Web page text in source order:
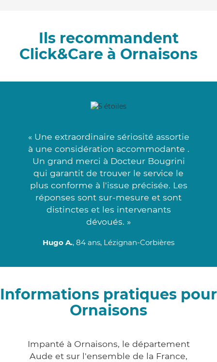
Ils recommandent
Click&Care à Ornaisons
« Une extraordinaire sériosité assortie
à une considération accommodante .
Un grand merci à Docteur Bougrini
qui garantit de trouver le service le
plus conforme à l'issue précisée. Les
réponses sont sur-mesure et sont
distinctes et les intervenants
dévoués. »
Hugo A., 84 ans, Lézignan-Corbières
Informations pratiques pour
Ornaisons
Impanté à Ornaisons, le département
Aude et sur l'ensemble de la France,